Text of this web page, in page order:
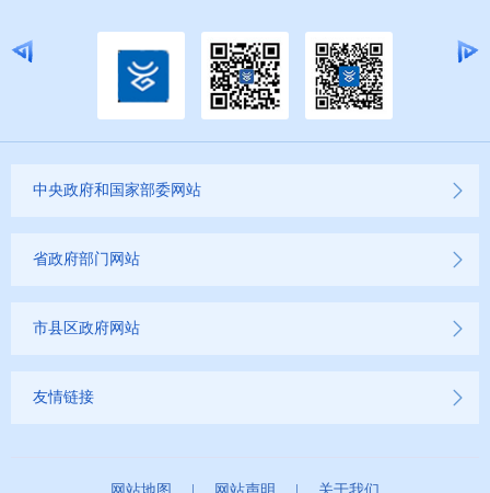
中央政府和国家部委网站
省政府部门网站
市县区政府网站
友情链接